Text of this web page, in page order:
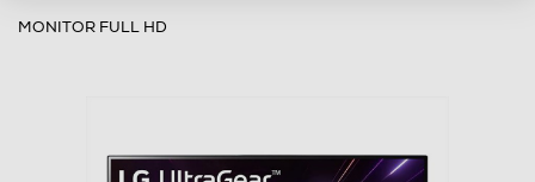
MONITOR FULL HD